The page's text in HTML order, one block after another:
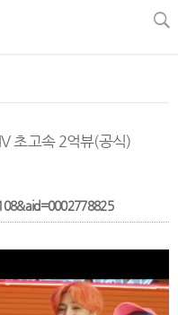
초고속 2억뷰(공식)